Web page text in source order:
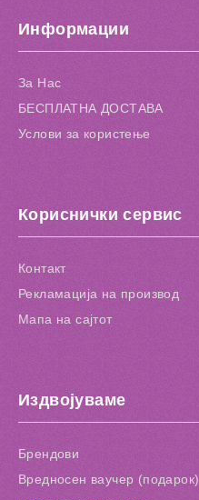
Информации
За Нас
БЕСПЛАТНА ДОСТАВА
Услови за користење
Кориснички сервис
Контакт
Рекламација на производ
Мапа на сајтот
Издвојуваме
Брендови
Вредносен ваучер (подарок)